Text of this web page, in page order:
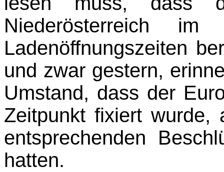
Niederösterreich
Ladenöffnungszeiten
und zwar gestern,
Umstand, dass der
Zeitpunkt fixiert
entsprechenden
hatten.